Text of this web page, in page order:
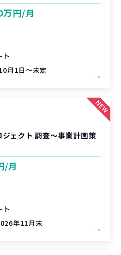
円/月
ト
月1日～未定
ェクト 調査〜事業計画策
/月
ト
年11月末